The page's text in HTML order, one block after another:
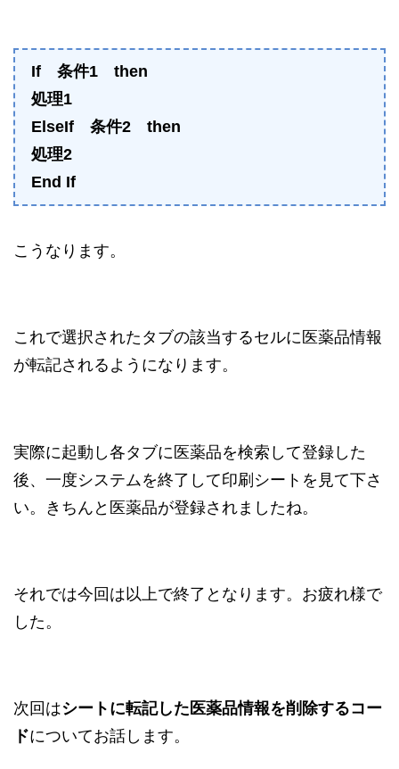
If 条件1 then
処理1
ElseIf 条件2 then
処理2
End If
こうなります。
これで選択されたタブの該当するセルに医薬品情報
が転記されるようになります。
実際に起動し各タブに医薬品を検索して登録した
後、一度システムを終了して印刷シートを見て下さ
い。きちんと医薬品が登録されましたね。
それでは今回は以上で終了となります。お疲れ様で
した。
次回はシートに転記した医薬品情報を削除するコー
ドについてお話します。